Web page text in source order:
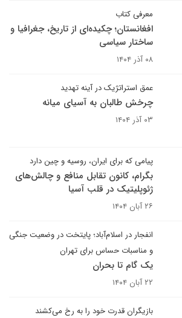
معرفی کتاب
افغانستان؛ چکیده‌ای از تاریخ، جغرافیا و
ساختار سیاسی
۰۸ آذر ۱۴۰۴
عمق استراتژیک در آینه تهدید
چرخش طالبان به آسیای میانه
۰۳ آذر ۱۴۰۴
پیامی که برای ایران، روسیه و چین دارد
بگرام، کانون تقابل منافع و چالش‌های
ژئوپلیتیک در قلب آسیا
۲۶ آبان ۱۴۰۴
انفجار در اسلام‌آباد؛ پایتخت در وضعیت جنگی
و مناسبات حساس برای تهران
یک گام تا بحران
۲۲ آبان ۱۴۰۴
بازیگران قدرت خود را به رخ می‌کشند